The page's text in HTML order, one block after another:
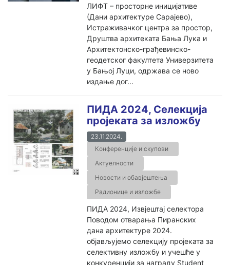
ЛИФТ – просторне иницијативе
(Дани архитектуре Сарајево),
Истраживачког центра за простор,
Друштва архитеката Бања Лука и
Архитектонско-грађевинско-
геодетског факултета Универзитета
у Бањој Луци, одржава се ново
издање дог...
ПИДА 2024, Селекција
пројеката за изложбу
23.11.2024.
Конференције и скупови
Актуелности
Новости и обавјештења
Радионице и изложбе
ПИДА 2024, Извјештај селектора
Поводом отварања Пиранских
дана архитектуре 2024.
објављујемо селекцију пројеката за
селективну изложбу и учешће у
конкуренцији за награду Student